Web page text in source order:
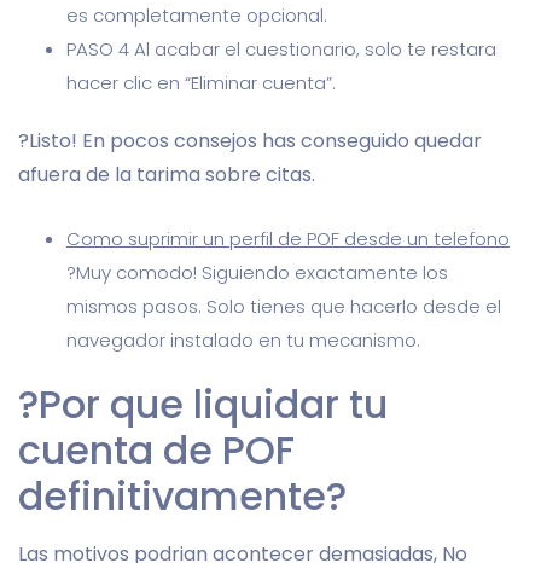
es completamente opcional.
PASO 4 Al acabar el cuestionario, solo te restara
hacer clic en “Eliminar cuenta”.
?Listo! En pocos consejos has conseguido quedar
afuera de la tarima sobre citas.
Como suprimir un perfil de POF desde un telefono
?Muy comodo! Siguiendo exactamente los
mismos pasos. Solo tienes que hacerlo desde el
navegador instalado en tu mecanismo.
?Por que liquidar tu
cuenta de POF
definitivamente?
Las motivos podri­an acontecer demasiadas, No